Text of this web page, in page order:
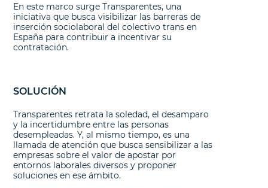
En este marco surge Transparentes, una
iniciativa que busca visibilizar las barreras de
inserción sociolaboral del colectivo trans en
España para contribuir a incentivar su
contratación.
SOLUCIÓN
Transparentes retrata la soledad, el desamparo
y la incertidumbre entre las personas
desempleadas. Y, al mismo tiempo, es una
llamada de atención que busca sensibilizar a las
empresas sobre el valor de apostar por
entornos laborales diversos y proponer
soluciones en ese ámbito.